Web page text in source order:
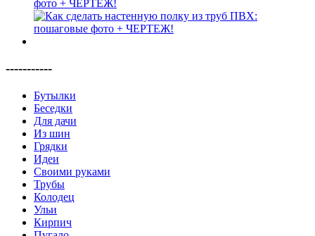
фото + ЧЕРТЕЖ!
-----------
Бутылки
Беседки
Для дачи
Из шин
Грядки
Идеи
Своими руками
Трубы
Колодец
Ульи
Кирпич